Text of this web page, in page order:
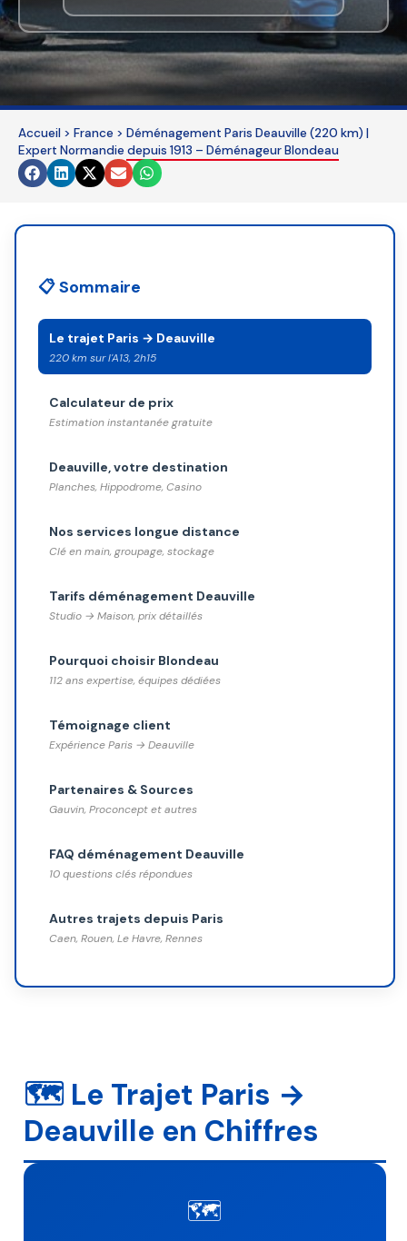
This
field
should
be
left
blank
Accueil > France > Déménagement Paris Deauville (220 km) |
Expert Normandie depuis 1913 – Déménageur Blondeau
📋 Sommaire
Le trajet Paris → Deauville
220 km sur l'A13, 2h15
Calculateur de prix
Estimation instantanée gratuite
Deauville, votre destination
Planches, Hippodrome, Casino
Nos services longue distance
Clé en main, groupage, stockage
Tarifs déménagement Deauville
Studio → Maison, prix détaillés
Pourquoi choisir Blondeau
112 ans expertise, équipes dédiées
Témoignage client
Expérience Paris → Deauville
Partenaires & Sources
Gauvin, Proconcept et autres
FAQ déménagement Deauville
10 questions clés répondues
Autres trajets depuis Paris
Caen, Rouen, Le Havre, Rennes
🗺️ Le Trajet Paris →
Deauville en Chiffres
🗺️